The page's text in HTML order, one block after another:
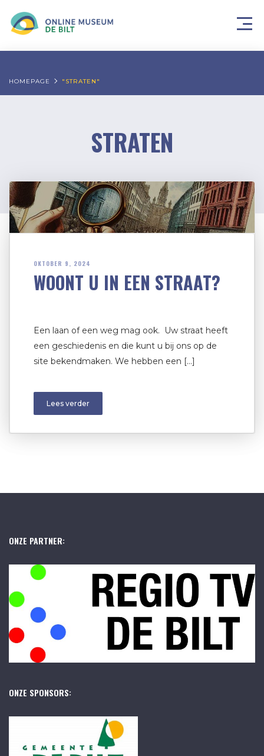
HOMEPAGE "STRATEN"
STRATEN
OKTOBER 9, 2024
WOONT U IN EEN STRAAT?
Een laan of een weg mag ook. Uw straat heeft
een geschiedenis en die kunt u bij ons op de
site bekendmaken. We hebben een […]
Lees verder
ONZE PARTNER:
ONZE SPONSORS: